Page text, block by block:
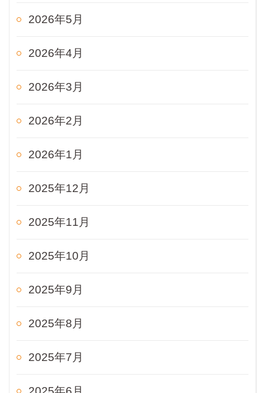
2026年5月
2026年4月
2026年3月
2026年2月
2026年1月
2025年12月
2025年11月
2025年10月
2025年9月
2025年8月
2025年7月